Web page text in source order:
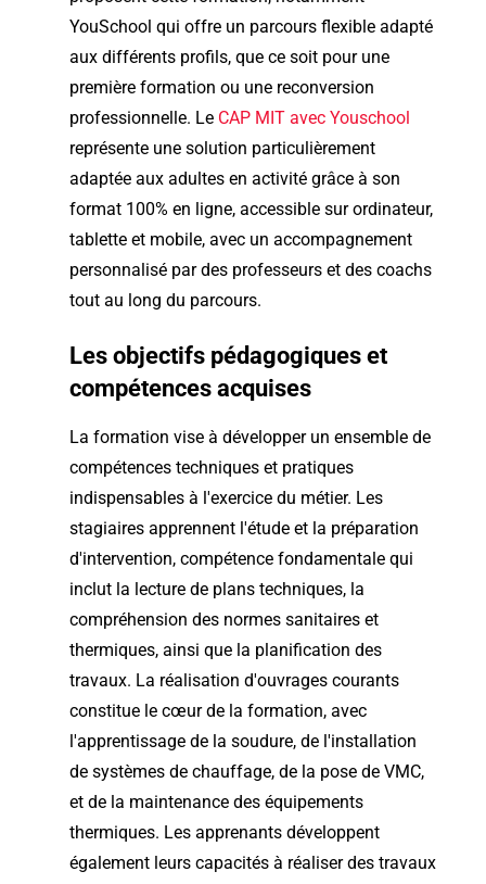
YouSchool qui offre un parcours flexible adapté
aux différents profils, que ce soit pour une
première formation ou une reconversion
professionnelle. Le CAP MIT avec Youschool
représente une solution particulièrement
adaptée aux adultes en activité grâce à son
format 100% en ligne, accessible sur ordinateur,
tablette et mobile, avec un accompagnement
personnalisé par des professeurs et des coachs
tout au long du parcours.
Les objectifs pédagogiques et
compétences acquises
La formation vise à développer un ensemble de
compétences techniques et pratiques
indispensables à l'exercice du métier. Les
stagiaires apprennent l'étude et la préparation
d'intervention, compétence fondamentale qui
inclut la lecture de plans techniques, la
compréhension des normes sanitaires et
thermiques, ainsi que la planification des
travaux. La réalisation d'ouvrages courants
constitue le cœur de la formation, avec
l'apprentissage de la soudure, de l'installation
de systèmes de chauffage, de la pose de VMC,
et de la maintenance des équipements
thermiques. Les apprenants développent
également leurs capacités à réaliser des travaux